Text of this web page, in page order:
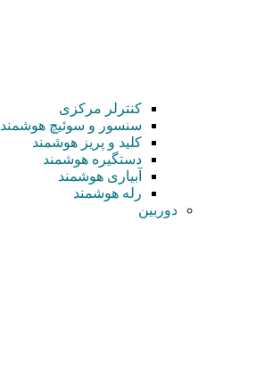
کنترلر مرکزی
سنسور و سوئیچ هوشمند
کلید و پریز هوشمند
دستگیره هوشمند
آبیاری هوشمند
رله هوشمند
دوربین